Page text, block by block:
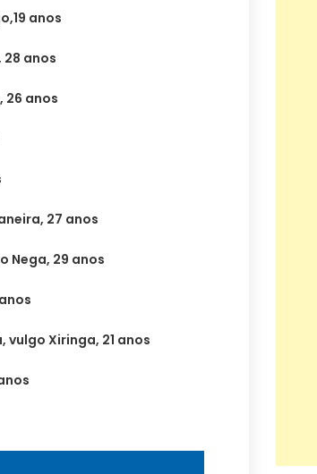
anos
anos
26 anos
27 anos
Nega, 29 anos
Xiringa, 21 anos